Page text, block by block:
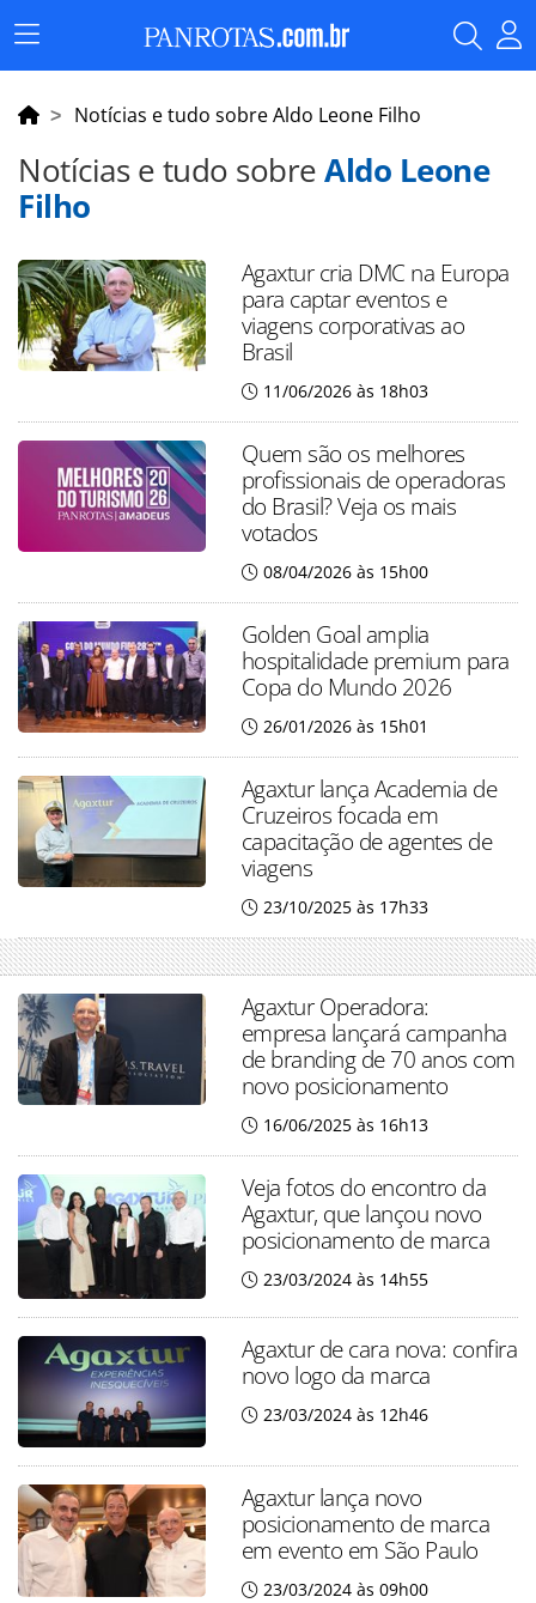
Menu
Principal
Notícias e tudo sobre Aldo Leone Filho
Notícias e tudo sobreAldo Leone
Filho
Agaxtur cria DMC na Europa
para captar eventos e
viagens corporativas ao
Brasil
11/06/2026 às 18h03
Quem são os melhores
profissionais de operadoras
do Brasil? Veja os mais
votados
08/04/2026 às 15h00
Golden Goal amplia
hospitalidade premium para
Copa do Mundo 2026
26/01/2026 às 15h01
Agaxtur lança Academia de
Cruzeiros focada em
capacitação de agentes de
viagens
23/10/2025 às 17h33
Agaxtur Operadora:
empresa lançará campanha
de branding de 70 anos com
novo posicionamento
16/06/2025 às 16h13
Veja fotos do encontro da
Agaxtur, que lançou novo
posicionamento de marca
23/03/2024 às 14h55
Agaxtur de cara nova: confira
novo logo da marca
23/03/2024 às 12h46
Agaxtur lança novo
posicionamento de marca
em evento em São Paulo
23/03/2024 às 09h00